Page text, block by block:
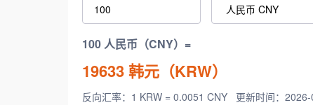
100 人民币（CNY）=
19633韩元（KRW）
反向汇率：1 KRW = 0.0051 CNY 更新时间：